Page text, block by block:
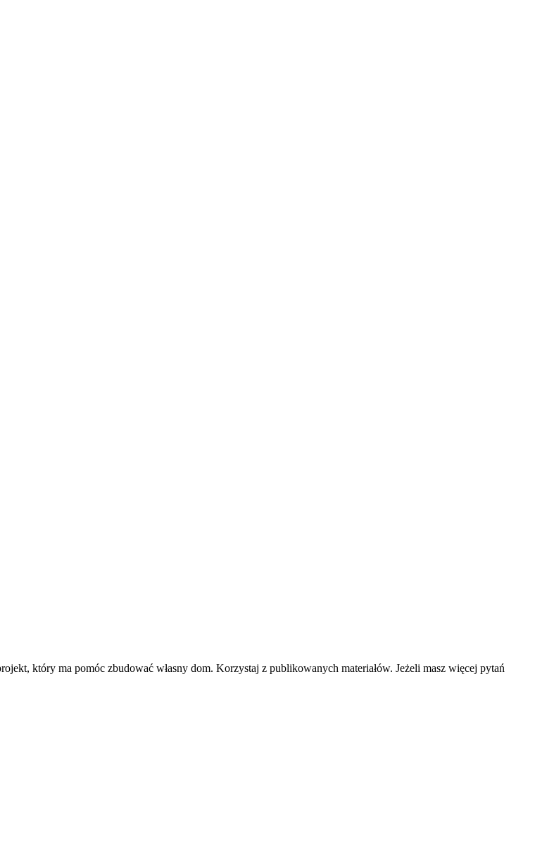
który ma pomóc zbudować własny dom. Korzystaj z publikowanych materiałów. Jeżeli masz więcej pytań